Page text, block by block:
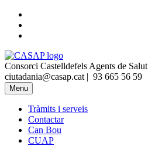
content
footer
CASAP
Consorci Castelldefels Agents de Salut
Contacta
al
mail
ciutadania@casap.cat | Truca'ns
93 665 56 59
Primary
Menu
Menu
Tràmits i serveis
Contactar
Can Bou
CUAP